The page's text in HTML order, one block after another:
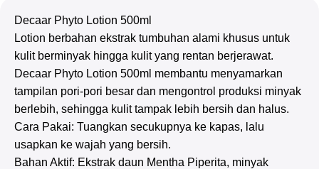
Decaar Phyto Lotion 500ml
Lotion berbahan ekstrak tumbuhan alami khusus untuk
kulit berminyak hingga kulit yang rentan berjerawat.
Decaar Phyto Lotion 500ml membantu menyamarkan
tampilan pori-pori besar dan mengontrol produksi minyak
berlebih, sehingga kulit tampak lebih bersih dan halus.
Cara Pakai: Tuangkan secukupnya ke kapas, lalu
usapkan ke wajah yang bersih.
Bahan Aktif: Ekstrak daun Mentha Piperita, minyak